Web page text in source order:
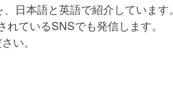
日本語と英語で紹介しています。
ているSNSでも発信します。
い。